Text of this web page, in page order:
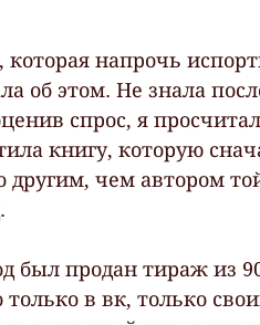
которая напрочь
об этом. Не знала
спрос, я
книгу, которую
другим, чем автором
был продан тираж из
в вк, только